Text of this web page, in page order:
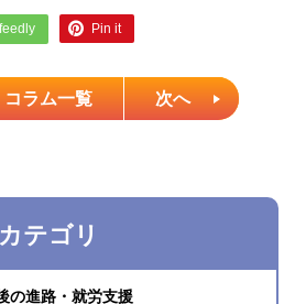
カテゴリ
の進路・就労支援
feedly Pin it
コラム一覧 次へ